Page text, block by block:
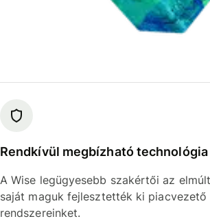
Rendkívül megbízható technológia
A Wise legügyesebb szakértői az
saját maguk fejlesztették ki piacvezető
rendszereinket.